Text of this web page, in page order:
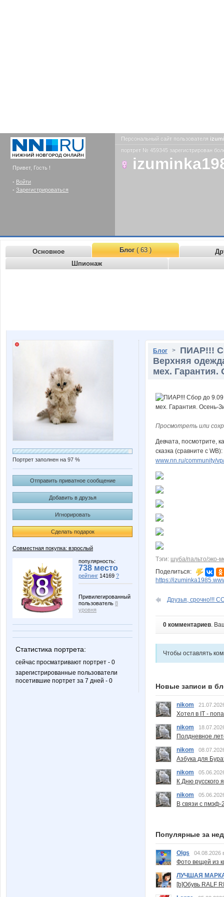
Привет, Гость !
- Войти
- Зарегистрироваться
Персональный сайт пользователя
портрет № 459345 зарегистрирован
Основное Блог( 63 )
Шпионаж
Портрет заполнен на 97 %
Отправить приватное сообщение
Добавить в друзья
Игнорировать
Сделать подарок
Совместная покупка: взрослый
популярность:
738 место
рейтинг 14169 ?
Привилегированный
пользователь 8
уровня
Статистика портрета:
сейчас просматривают портрет - 0
зарегистрированные пользователи
посетившие портрет за 7 дней - 0
Блог > ПИАР!!!
Верхняя
мех. Гарантия.
Просмотреть или
Девчата, посмотрите,
сказка (сравните с WB):
www.nn.ru/community/
Тэги: шуба/пальто/эко-
Поделиться:
https://
Друзья, срочно!!!
0 комментариев.
Чтобы оставлять
Новые записи в
nikom
Хотел в IT -
nikom
Полдневное
nikom
Азбука для
nikom
К Дню русского
nikom
В связи с пмэф-
Популярные за
Olgs 04.08.2026
Фото вещей из
ЛУЧШАЯ
[b]Обувь RALF